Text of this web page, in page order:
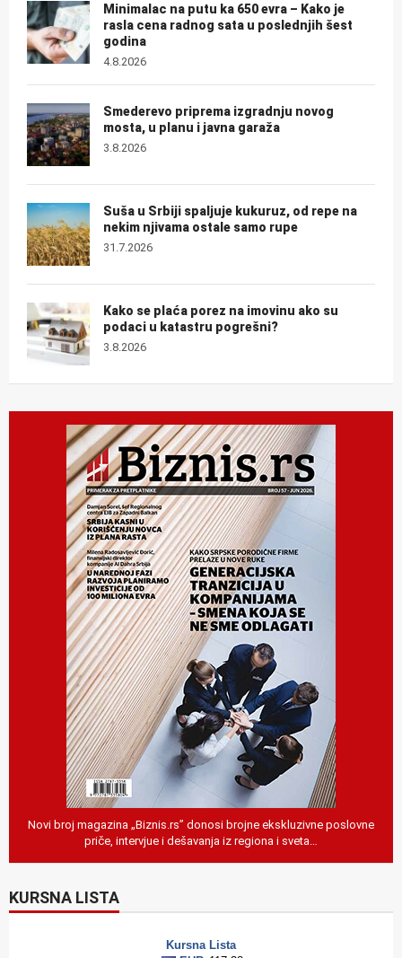
Minimalac na putu ka 650 evra – Kako je
rasla cena radnog sata u poslednjih šest
godina
4.8.2026
Smederevo priprema izgradnju novog
mosta, u planu i javna garaža
3.8.2026
Suša u Srbiji spaljuje kukuruz, od repe na
nekim njivama ostale samo rupe
31.7.2026
Kako se plaća porez na imovinu ako su
podaci u katastru pogrešni?
3.8.2026
Novi broj magazina „Biznis.rs” donosi brojne ekskluzivne poslovne
priče, intervjue i dešavanja iz regiona i sveta…
KURSNA LISTA